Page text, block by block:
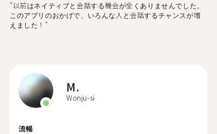
"以前はネイティブと会話する機会が全くありませんでした。
このアプリのおかげで、いろんな人と会話するチャンスが増
えました！"
M.
Wonju-si
流暢